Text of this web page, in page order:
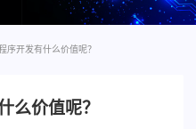
序开发有什么价值呢？
么价值呢？